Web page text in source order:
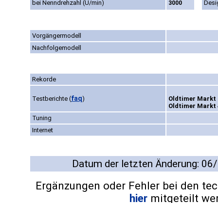
bei Nenndrehzahl (U/min)
3000
Vorgängermodell
Nachfolgemodell
Rekorde
Testberichte (faq)
Oldtimer Markt
Oldtimer Markt
Tuning
Internet
Datum der letzten Änderung:
Ergänzungen oder Fehler bei den
hiermitgeteilt